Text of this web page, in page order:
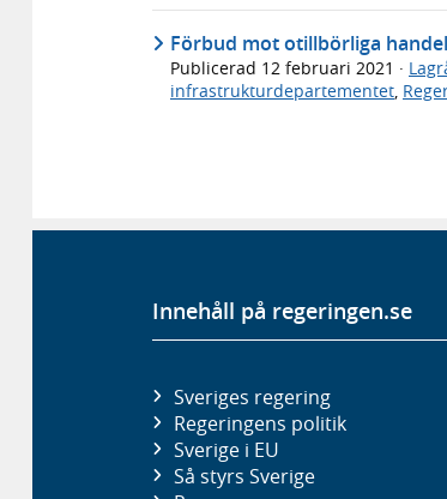
Förbud mot otillbörliga
Publicerad 12 februari 2021 ·
infrastrukturdepartementet
Innehåll på regeringen.se
Sveriges regering
Regeringens politik
Sverige i EU
Så styrs Sverige